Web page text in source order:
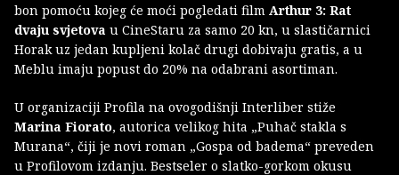
bon pomoću kojeg će moći pogledati film Arthur 3: Rat
dvaju svjetova u CineStaru za samo 20 kn, u slastičarnici
Horak uz jedan kupljeni kolač drugi dobivaju gratis, a u
Meblu imaju popust do 20% na odabrani asortiman.
U organizaciji Profila na ovogodišnji Interliber stiže
Marina Fiorato, autorica velikog hita „Puhač stakla s
Murana“, čiji je novi roman „Gospa od badema“ preveden
u Profilovom izdanju. Bestseler o slatko-gorkom okusu